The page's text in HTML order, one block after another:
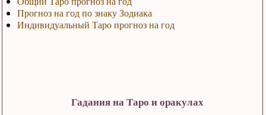
Прогноз на год по знаку Зодиака
Индивидуальный Таро прогноз на год
Гадания на Таро и оракулах